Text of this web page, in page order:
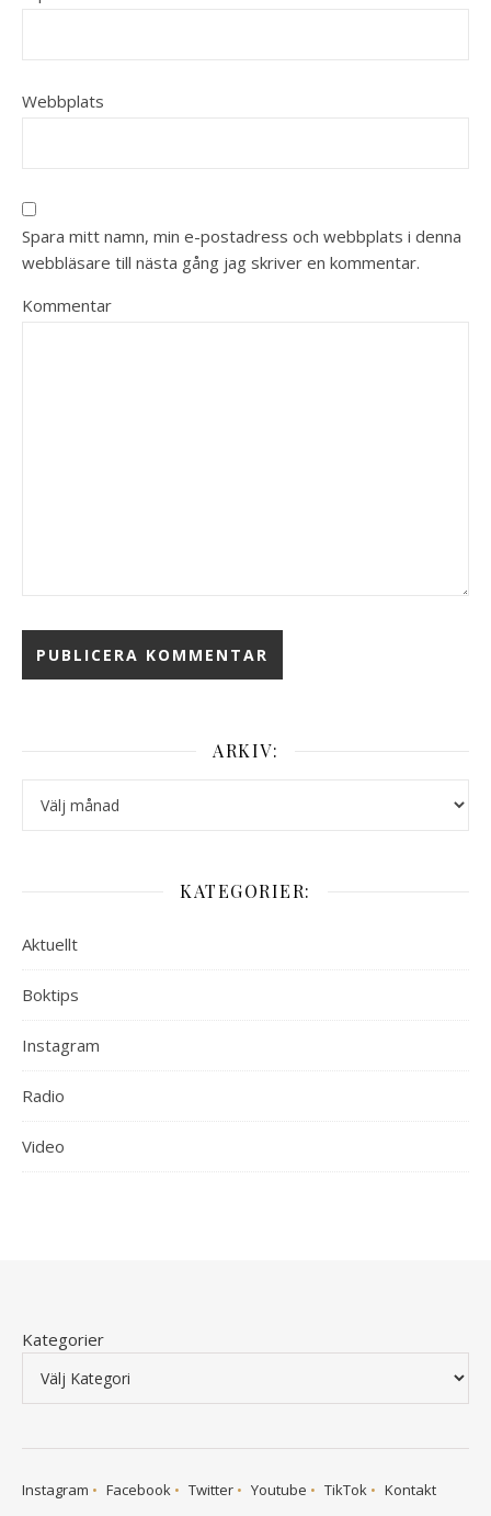
Webbplats
Spara mitt namn, min e-postadress och webbplats i denna
webbläsare till nästa gång jag skriver en kommentar.
Kommentar
ARKIV:
KATEGORIER:
Aktuellt
Boktips
Instagram
Radio
Video
Kategorier
Instagram Facebook Twitter Youtube TikTok Kontakt